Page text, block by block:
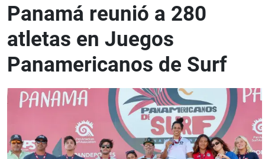
Panamá reunió a 280
atletas en Juegos
Panamericanos de Surf